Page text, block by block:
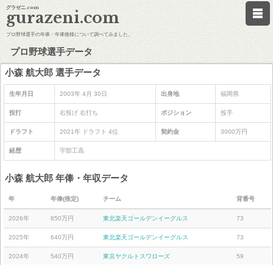
グラゼニ.com
gurazeni.com
プロ野球選手の年俸・年俸推移について調べてみました。
プロ野球選手データ
小森 航大郎 選手データ
生年月日 2003年 4月 30日 出身地 福岡県
投打 右投げ 右打ち ポジション 投手
ドラフト 2021年 ドラフト 4位 契約金 3000万円
経歴 宇部工高
小森 航大郎 年俸・年収データ
年 年俸(推定) チーム 背番号
2026年 850万円 東北楽天ゴールデンイーグルス 73
2025年 640万円 東北楽天ゴールデンイーグルス 73
2024年 540万円 東京ヤクルトスワローズ 59